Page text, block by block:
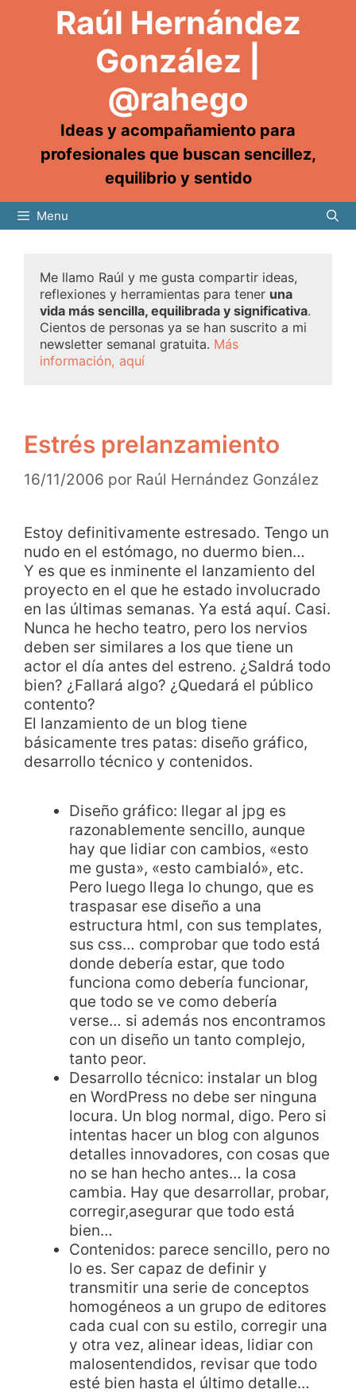
Raúl Hernández
González |
@rahego
Ideas y acompañamiento para
profesionales que buscan sencillez,
equilibrio y sentido
Menu
Me llamo Raúl y me gusta compartir ideas,
reflexiones y herramientas para tener una
vida más sencilla, equilibrada y significativa.
Cientos de personas ya se han suscrito a mi
newsletter semanal gratuita. Más
información, aquí
Estrés prelanzamiento
16/11/2006 por Raúl Hernández González
Estoy definitivamente estresado. Tengo un
nudo en el estómago, no duermo bien…
Y es que es inminente el lanzamiento del
proyecto en el que he estado involucrado
en las últimas semanas. Ya está aquí. Casi.
Nunca he hecho teatro, pero los nervios
deben ser similares a los que tiene un
actor el día antes del estreno. ¿Saldrá todo
bien? ¿Fallará algo? ¿Quedará el público
contento?
El lanzamiento de un blog tiene
básicamente tres patas: diseño gráfico,
desarrollo técnico y contenidos.
Diseño gráfico: llegar al jpg es
razonablemente sencillo, aunque
hay que lidiar con cambios, «esto
me gusta», «esto cambialó», etc.
Pero luego llega lo chungo, que es
traspasar ese diseño a una
estructura html, con sus templates,
sus css… comprobar que todo está
donde debería estar, que todo
funciona como debería funcionar,
que todo se ve como debería
verse… si además nos encontramos
con un diseño un tanto complejo,
tanto peor.
Desarrollo técnico: instalar un blog
en WordPress no debe ser ninguna
locura. Un blog normal, digo. Pero si
intentas hacer un blog con algunos
detalles innovadores, con cosas que
no se han hecho antes… la cosa
cambia. Hay que desarrollar, probar,
corregir,asegurar que todo está
bien…
Contenidos: parece sencillo, pero no
lo es. Ser capaz de definir y
transmitir una serie de conceptos
homogéneos a un grupo de editores
cada cual con su estilo, corregir una
y otra vez, alinear ideas, lidiar con
malosentendidos, revisar que todo
esté bien hasta el último detalle…